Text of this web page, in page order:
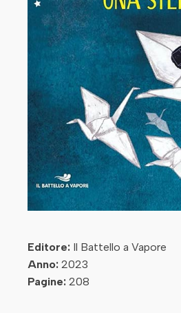
Editore: Il Battello a Vapore
Anno: 2023
Pagine: 208